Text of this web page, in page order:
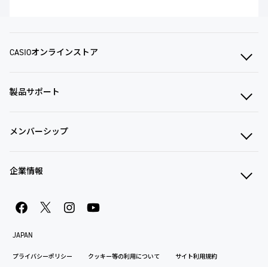
CASIOオンラインストア
製品サポート
メンバーシップ
企業情報
プライバシーポリシー クッキー等の利用について サイト利用規約
JAPAN